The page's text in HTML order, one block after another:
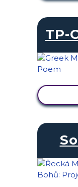
TP-